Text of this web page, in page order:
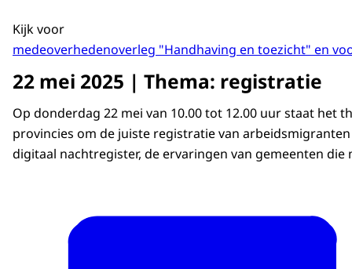
Kijk voor
medeoverhedenoverleg "Handhaving en toezicht" en
22 mei 2025 | Thema: registratie
Op donderdag 22 mei van 10.00 tot 12.00 uur staat het
provincies om de juiste registratie van
digitaal nachtregister, de ervaringen van gemeenten die